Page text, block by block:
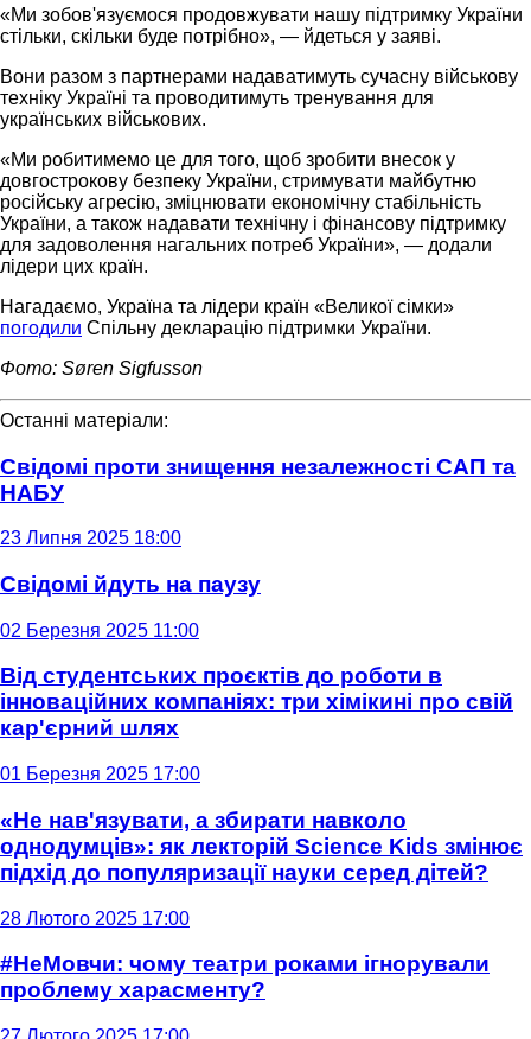
«Ми зобов'язуємося продовжувати нашу підтримку України
стільки, скільки буде потрібно», — йдеться у заяві.
Вони разом з партнерами надаватимуть сучасну військову
техніку Україні та проводитимуть тренування для
українських військових.
«Ми робитимемо це для того, щоб зробити внесок у
довгострокову безпеку України, стримувати майбутню
російську агресію, зміцнювати економічну стабільність
України, а також надавати технічну і фінансову підтримку
для задоволення нагальних потреб України», — додали
лідери цих країн.
Нагадаємо, Україна та лідери країн «Великої сімки»
погодили Спільну декларацію підтримки України.
Фото: Søren Sigfusson
Останні матеріали:
Свідомі проти знищення незалежності САП та
НАБУ
23 Липня 2025 18:00
Свідомі йдуть на паузу
02 Березня 2025 11:00
Від студентських проєктів до роботи в
інноваційних компаніях: три хімікині про свій
кар'єрний шлях
01 Березня 2025 17:00
«Не нав'язувати, а збирати навколо
однодумців»: як лекторій Science Kids змінює
підхід до популяризації науки серед дітей?
28 Лютого 2025 17:00
#НеМовчи: чому театри роками ігнорували
проблему харасменту?